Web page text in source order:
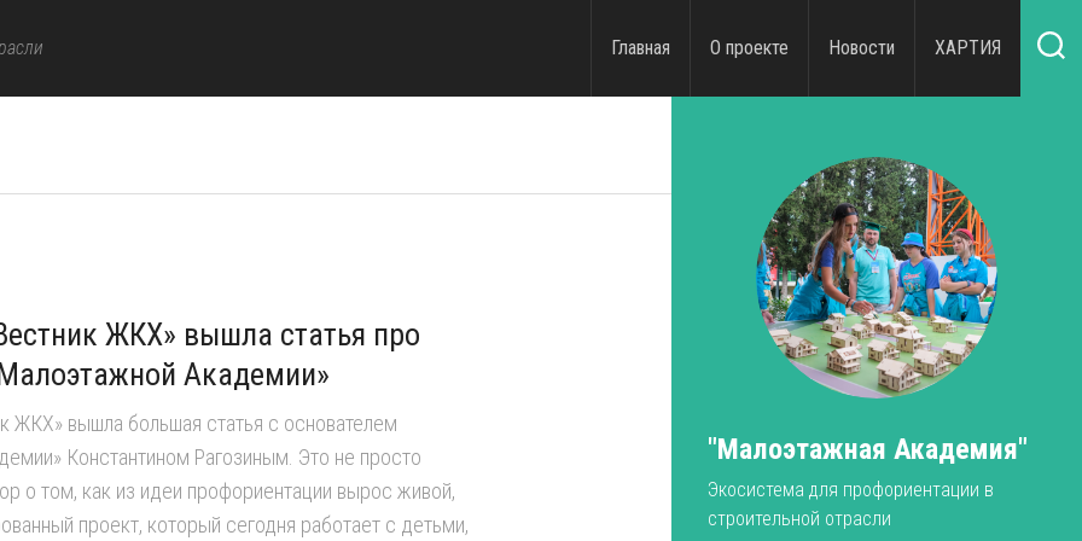
Главная О проекте Новости ХАРТИЯ
ЖКХ» вышла статья про
Академии»
ЖКХ» вышла большая статья с основателем
Константином Рагозиным. Это не просто
о том, как из идеи профориентации вырос живой,
проект, который сегодня работает с детьми,
"Малоэтажная Академия"
Экосистема для профориентации в
строительной отрасли